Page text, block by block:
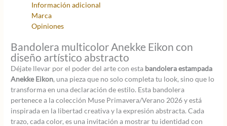
Información adicional
Marca
Opiniones
Bandolera multicolor Anekke Eikon con
diseño artístico abstracto
Déjate llevar por el poder del arte con esta bandolera estampada
Anekke Eikon, una pieza que no solo completa tu look, sino que lo
transforma en una declaración de estilo. Esta bandolera
pertenece a la colección Muse Primavera/Verano 2026 y está
inspirada en la libertad creativa y la expresión abstracta. Cada
trazo, cada color, es una invitación a mostrar tu identidad con